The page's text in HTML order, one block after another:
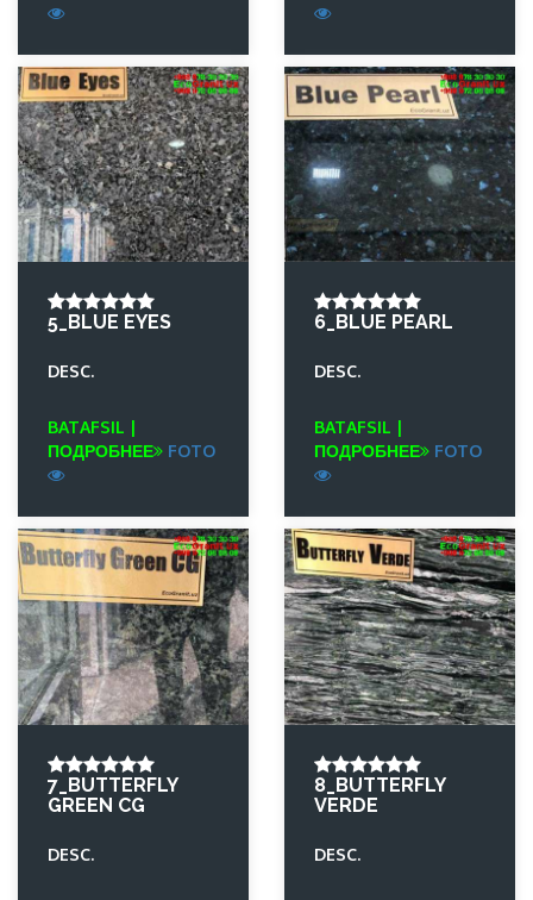
5_BLUE EYES
DESC.
BATAFSIL |
ПОДРОБНЕЕ
FOTO
6_BLUE PEARL
DESC.
BATAFSIL |
ПОДРОБНЕЕ
FOTO
7_BUTTERFLY
GREEN CG
DESC.
8_BUTTERFLY
VERDE
DESC.